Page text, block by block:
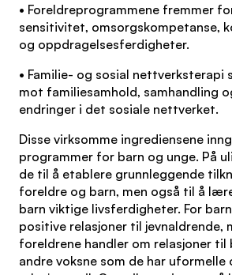
• Foreldreprogrammene fremmer
sensitivitet, omsorgskompetanse,
og oppdragelsesferdigheter.
• Familie- og sosial nettverksterapi
mot familiesamhold, samhandling
endringer i det sosiale nettverket.
Disse virksomme ingrediensene
programmer for barn og unge. På
de til å etablere grunnleggende
foreldre og barn, men også til å
barn viktige livsferdigheter. For
positive relasjoner til jevnaldrende,
foreldrene handler om relasjoner til
andre voksne som de har